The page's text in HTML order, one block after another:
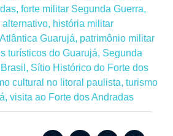
, forte militar Segunda Guerra,
alternativo, história militar
Guarujá, patrimônio militar
turísticos do Guarujá, Segunda
, Sítio Histórico do Forte dos
cultural no litoral paulista, turismo
, visita ao Forte dos Andradas